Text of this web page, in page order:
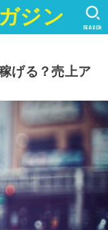
ジン SEARCH
げる？売上ア